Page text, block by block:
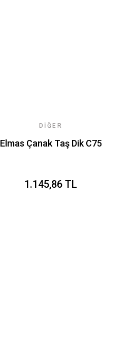
DIĞER
Elmas Çanak Taş Dik C75
1.145,86 TL